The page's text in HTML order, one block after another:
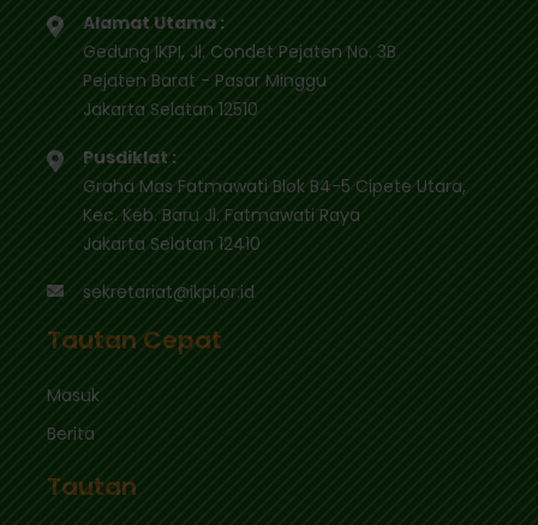
Alamat Utama :
Gedung IKPI, Jl. Condet Pejaten No. 3B
Pejaten Barat - Pasar Minggu
Jakarta Selatan 12510
Pusdiklat :
Graha Mas Fatmawati Blok B4-5 Cipete Utara,
Kec. Keb. Baru Jl. Fatmawati Raya
Jakarta Selatan 12410
sekretariat@ikpi.or.id
Tautan Cepat
Masuk
Berita
Tautan